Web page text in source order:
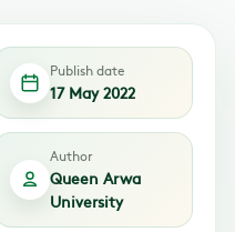
Publish date
17 May 2022
Author
Queen Arwa
University